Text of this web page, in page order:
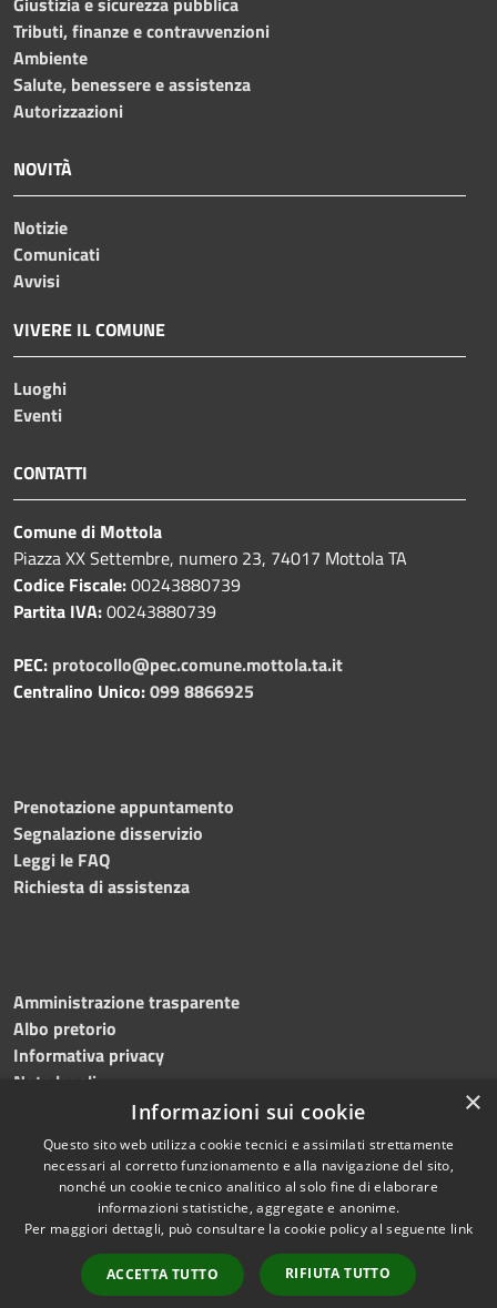
Tributi, finanze e contravvenzioni
Ambiente
Salute, benessere e assistenza
Autorizzazioni
NOVITÀ
Notizie
Comunicati
Avvisi
VIVERE IL COMUNE
Luoghi
Eventi
CONTATTI
Comune di Mottola
Piazza XX Settembre, numero 23, 74017 Mottola TA
Codice Fiscale:00243880739
Partita IVA:00243880739
PEC: protocollo@pec.comune.mottola.ta.it
Centralino Unico:099 8866925
Prenotazione appuntamento
Segnalazione disservizio
Leggi le FAQ
Richiesta di assistenza
Amministrazione trasparente
Albo pretorio
Informativa privacy
Note legali
Dichiarazione di accessibilità
Accessibilità
Copyright © 2026 • Comune di
Mottola • Powered by
Municipium•
Accesso
redazione
×
Informazioni sui cookie
Questo sito web utilizza cookie tecnici e assimilati strettamente
necessari al corretto funzionamento e alla navigazione del sito,
nonché un cookie tecnico analitico al solo fine di elaborare
informazioni statistiche, aggregate e anonime.
Per maggiori dettagli, può consultare la cookie policy al seguente link
ACCETTA TUTTO RIFIUTA TUTTO